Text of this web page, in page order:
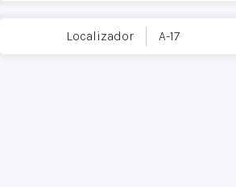
Localizador A-17